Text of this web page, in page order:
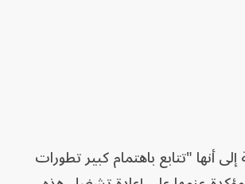
أنها "تتابع باهتمام كبير تطورات